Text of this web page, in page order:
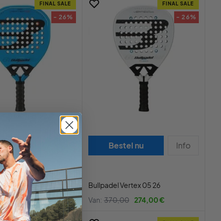
FINAL SALE
- 26%
nu
05 Geo 26
274,00 €
FINAL SALE
- 26%
Bestel nu Info
Bullpadel Vertex 05 26
Van: 370,00 274,00 €